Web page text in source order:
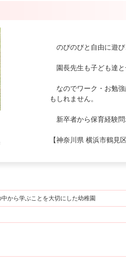
のびのびと自由に遊び
園長先生も子ども達と
なのでワーク・お勉強
もしれません。
新卒者から保育経験問
【神奈川県 横浜市鶴見
から学ぶことを大切にした幼稚園